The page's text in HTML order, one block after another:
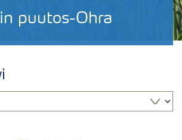
puutos-Ohra